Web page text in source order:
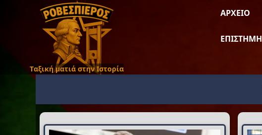
Ταξική ματιά στην Ιστορία
ΑΡΧΕΊΟ
ΕΠΙΣΤΉΜΗ